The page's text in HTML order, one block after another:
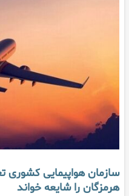
سازمان هواپیمایی کشوری
هرمزگان را شایعه خواند